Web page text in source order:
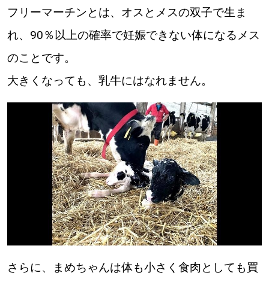
閉じる
フリーマーチンとは、オスとメスの双子で生ま
れ、90％以上の確率で妊娠できない体になるメス
のことです。
大きくなっても、乳牛にはなれません。
さらに、まめちゃんは体も小さく食肉としても買